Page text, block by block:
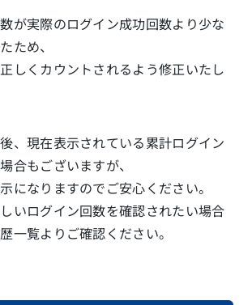
が実際のログイン成功回数より少な
ため、
しくカウントされるよう修正いたし
、現在表示されている累計ログイン
合もございますが、
になりますのでご安心ください。
いログイン回数を確認されたい場合
一覧よりご確認ください。